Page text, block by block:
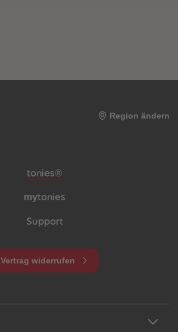
Region ändern
Meta-Navigation Footer
tonies®
mytonies
Support
Vertrag widerrufen